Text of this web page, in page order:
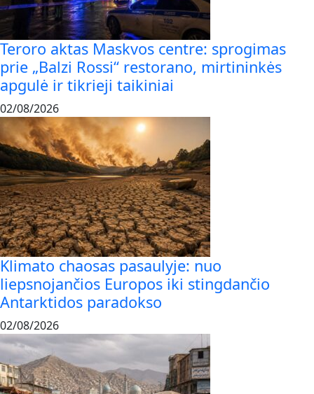
Teroro aktas Maskvos centre: sprogimas
prie „Balzi Rossi“ restorano, mirtininkės
apgulė ir tikrieji taikiniai
02/08/2026
Klimato chaosas pasaulyje: nuo
liepsnojančios Europos iki stingdančio
Antarktidos paradokso
02/08/2026